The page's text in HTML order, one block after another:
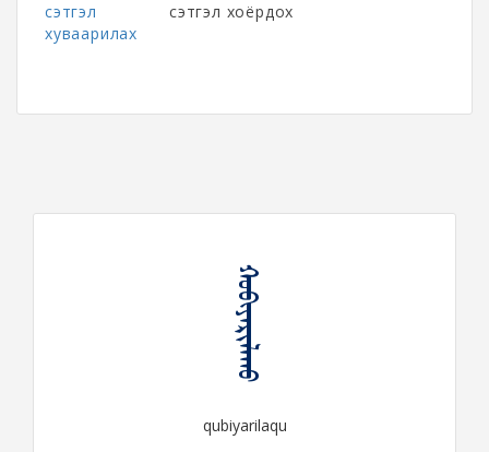
сэтгэл
хуваарилах
сэтгэл хоёрдох
ᠬᠤᠪᠢᠶᠠᠷᠢᠯᠠᠬᠤ
qubiyarilaqu